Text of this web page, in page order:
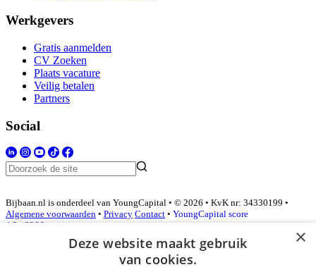
Werkgevers
Gratis aanmelden
CV Zoeken
Plaats vacature
Veilig betalen
Partners
Social
Bijbaan.nl is onderdeel van YoungCapital • © 2026 • KvK nr: 34330199 •
Algemene voorwaarden • Privacy Contact • YoungCapital score
4.3 - 3366 reviews
×
Deze website maakt gebruik
van cookies.